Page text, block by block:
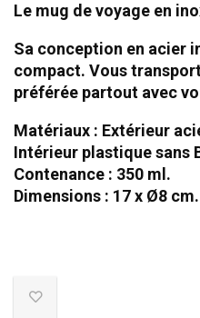
Le mug de voyage en
Sa conception en acier
compact. Vous
préférée partout avec
Matériaux : Extérieur
Intérieur plastique sans
Contenance : 350 ml.
Dimensions : 17 x Ø8 cm.